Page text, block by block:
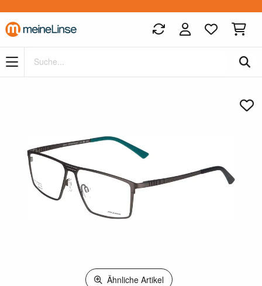
Zum Hauptinhalt springen
Ähnliche Artikel